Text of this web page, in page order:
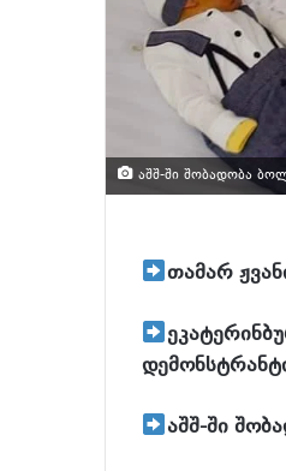
აშშ-ში შობადობა
თამარ
აშშ-ში